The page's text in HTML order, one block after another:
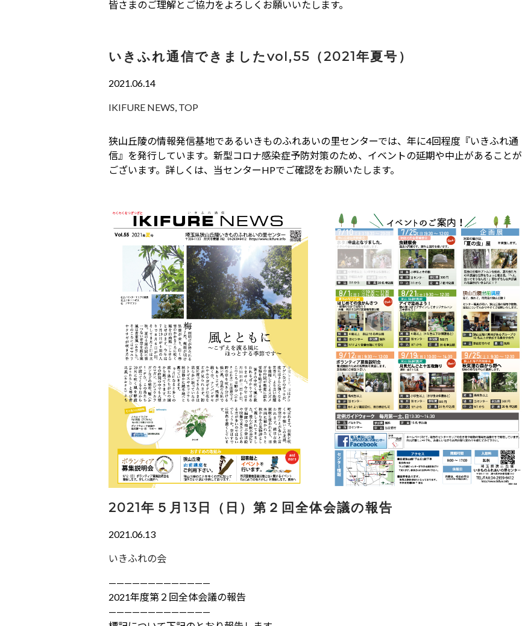
皆さまのご理解とご協力をよろしくお願いいたします。
いきふれ通信できましたvol,55（2021年夏号）
2021.06.14
IKIFURE NEWS, TOP
狭山丘陵の情報発信基地であるいきものふれあいの里センターでは、年に4回程度『いきふれ通
信』を発行しています。新型コロナ感染症予防対策のため、イベントの延期や中止があることが
ございます。詳しくは、当センターHPでご確認をお願いたします。
2021年５月13日（日）第２回全体会議の報告
2021.06.13
いきふれの会
—————————————
2021年度第２回全体会議の報告
—————————————